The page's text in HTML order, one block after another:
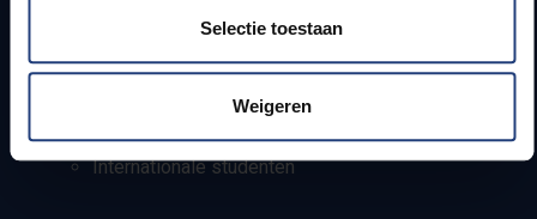
Selectie toestaan
Weigeren
PhD-studenten
Leerkrachten en secundaire scholen
Werkstudenten
Internationale studenten